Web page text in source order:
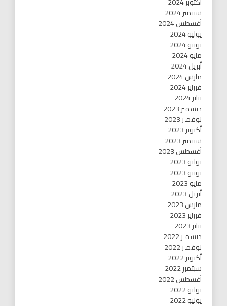
سبتمبر 2024
أغسطس 2024
يوليو 2024
يونيو 2024
مايو 2024
أبريل 2024
مارس 2024
فبراير 2024
يناير 2024
ديسمبر 2023
نوفمبر 2023
أكتوبر 2023
سبتمبر 2023
أغسطس 2023
يوليو 2023
يونيو 2023
مايو 2023
أبريل 2023
مارس 2023
فبراير 2023
يناير 2023
ديسمبر 2022
نوفمبر 2022
أكتوبر 2022
سبتمبر 2022
أغسطس 2022
يوليو 2022
يونيو 2022